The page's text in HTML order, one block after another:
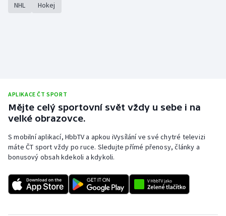
NHL Hokej
APLIKACE ČT SPORT
Mějte celý sportovní svět vždy u sebe i na
velké obrazovce.
S mobilní aplikací, HbbTV a apkou iVysílání ve své chytré televizi
máte ČT sport vždy po ruce. Sledujte přímé přenosy, články a
bonusový obsah kdekoli a kdykoli.